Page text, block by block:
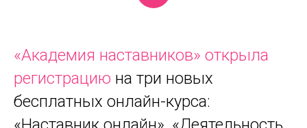
«Академия наставников» открыла
регистрацию на три новых
бесплатных онлайн-курса: